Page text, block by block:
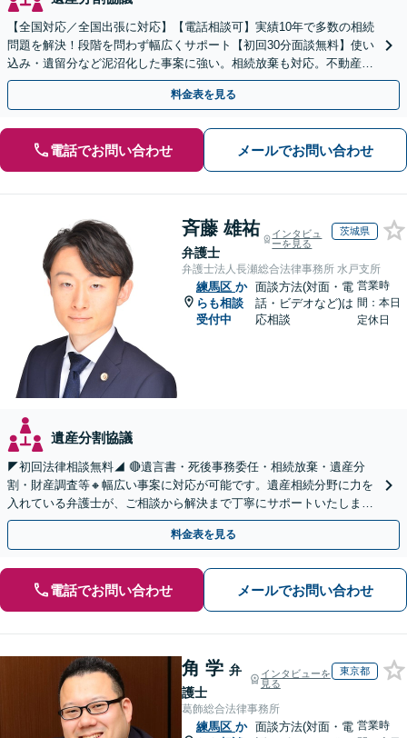
【全国対応／全国出張に対応】【電話相談可】実績10年で多数の相続
問題を解決！段階を問わず幅広くサポート【初回30分面談無料】使い
込み・遺留分など泥沼化した事案に強い。相続放棄も対応。不動産相
続は次世代を見据えたご提案。生前対策もお任せを
料金表を見る
電話でお問い合わせ メールでお問い合わせ
斉藤 雄祐
弁護士
インタビュ
ーを見る
茨城県
弁護士法人長瀬総合法律事務所 水戸支所
練馬区 か
らも相談
受付中
面談方法(対面・電
話・ビデオなど)は
応相談
営業時
間：本日
定休日
遺産分割協議
◤初回法律相談無料◢ 🔴遺言書・死後事務委任・相続放棄・遺産分
割・財産調査等🔸幅広い事案に対応が可能です。遺産相続分野に力を
入れている弁護士が、ご相談から解決まで丁寧にサポートいたしま
す。まずはじっくりとお話ししてください。
料金表を見る
電話でお問い合わせ メールでお問い合わせ
角 学 弁
護士
インタビューを
見る
東京都
葛飾総合法律事務所
練馬区 か 面談方法(対面・電 営業時